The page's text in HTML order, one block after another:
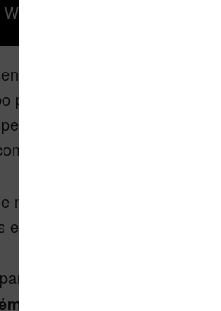
dans la prise en main qui
puisque la machine a son
mieux fini mais qui
un smartphone ou une
machine chinoise, on peut
anglais ou français.
cette liseuse en
qui ne sont pas traduit